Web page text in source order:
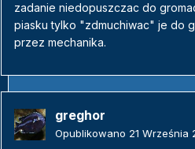
zadanie niedopuszczac do
piasku tylko "zdmuchiwac" je do
przez mechanika.
greghor
Opublikowano 21 Września